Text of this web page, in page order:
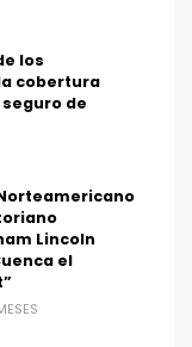
los
cobertura
de
Lincoln
el